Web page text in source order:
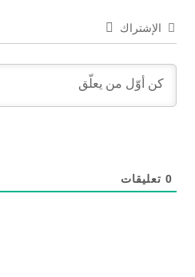
الإشتراك
0تعليقات